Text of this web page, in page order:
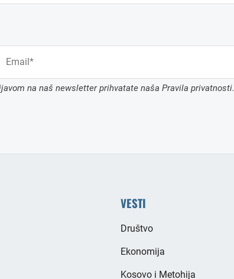
na naš newsletter prihvatate naša Pravila privatnosti.
VESTI
Društvo
Ekonomija
Kosovo i Metohija